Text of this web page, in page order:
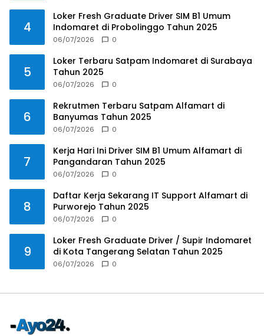
4
Loker Fresh Graduate Driver SIM B1 Umum
Indomaret di Probolinggo Tahun 2025
06/07/2026 0
5
Loker Terbaru Satpam Indomaret di Surabaya
Tahun 2025
06/07/2026 0
6
Rekrutmen Terbaru Satpam Alfamart di
Banyumas Tahun 2025
06/07/2026 0
7
Kerja Hari Ini Driver SIM B1 Umum Alfamart di
Pangandaran Tahun 2025
06/07/2026 0
8
Daftar Kerja Sekarang IT Support Alfamart di
Purworejo Tahun 2025
06/07/2026 0
9
Loker Fresh Graduate Driver / Supir Indomaret
di Kota Tangerang Selatan Tahun 2025
06/07/2026 0